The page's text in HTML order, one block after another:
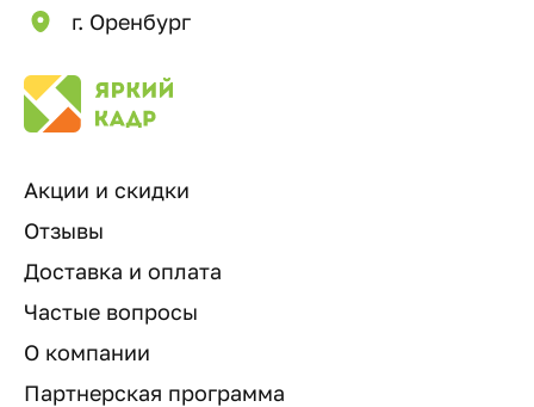
г. Оренбург
Акции и скидки
Отзывы
Доставка и оплата
Частые вопросы
О компании
Партнерская программа